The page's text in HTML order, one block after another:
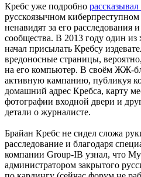
Кребс уже подробно
русскоязычном
ненавидят за его расследования
сообщества. В 2013 году один
начал присылать Кребсу
вредоносные страницы,
на его компьютер. В своём ЖЖ-
активную кампанию, публикуя
домашний адрес Кребса, карту
фотографии входной двери и
детали о журналисте.
Брайан Кребс не сидел сложа
расследование и благодаря
компании Group-IB узнал, что
администратором закрытого